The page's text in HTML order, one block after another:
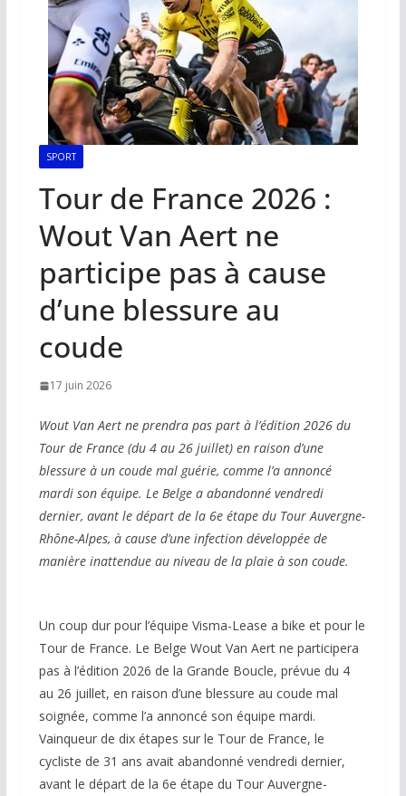
SPORT
Tour de France 2026 :
Wout Van Aert ne
participe pas à cause
d’une blessure au
coude
17 juin 2026
Wout Van Aert ne prendra pas part à l’édition 2026 du
Tour de France (du 4 au 26 juillet) en raison d’une
blessure à un coude mal guérie, comme l’a annoncé
mardi son équipe. Le Belge a abandonné vendredi
dernier, avant le départ de la 6e étape du Tour Auvergne-
Rhône-Alpes, à cause d’une infection développée de
manière inattendue au niveau de la plaie à son coude.
Un coup dur pour l’équipe Visma-Lease a bike et pour le
Tour de France. Le Belge Wout Van Aert ne participera
pas à l’édition 2026 de la Grande Boucle, prévue du 4
au 26 juillet, en raison d’une blessure au coude mal
soignée, comme l’a annoncé son équipe mardi.
Vainqueur de dix étapes sur le Tour de France, le
cycliste de 31 ans avait abandonné vendredi dernier,
avant le départ de la 6e étape du Tour Auvergne-